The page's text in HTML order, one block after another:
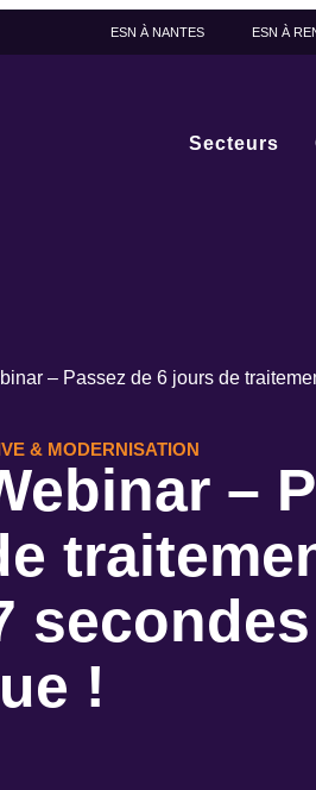
ESN À NANTES ESN À
Secteurs
– Passez de 6 jours de
& MODERNISATION
–
!